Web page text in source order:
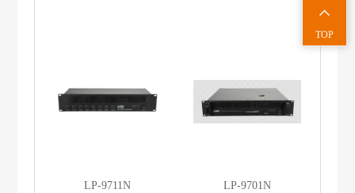
LP-9711N LP-9701N
TOP